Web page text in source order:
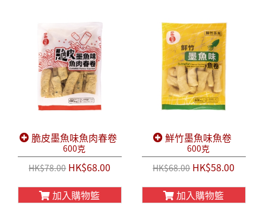
脆皮墨魚味魚肉春卷
600克
HK$78.00HK$68.00
加入購物籃
鮮竹墨魚味魚卷
600克
HK$68.00HK$58.00
加入購物籃